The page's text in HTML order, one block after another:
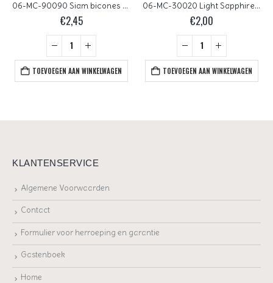
06-MC-90090 Siam bicones 6 mm 24 stuks
€2,45
TOEVOEGEN AAN WINKELWAGEN
06-MC-30020 Light Sapphire bicones 6 mm 24 stuks
€2,00
TOEVOEGEN AAN WINKELWAGEN
KLANTENSERVICE
Algemene Voorwaarden
Contact
Formulier voor herroeping en garantie
Gastenboek
Home